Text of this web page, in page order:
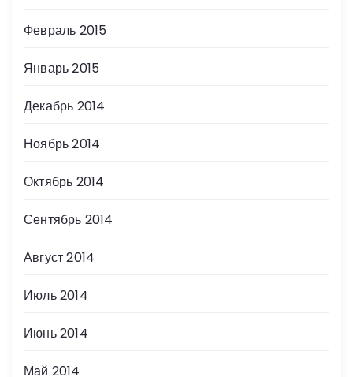
Февраль 2015
Январь 2015
Декабрь 2014
Ноябрь 2014
Октябрь 2014
Сентябрь 2014
Август 2014
Июль 2014
Июнь 2014
Май 2014